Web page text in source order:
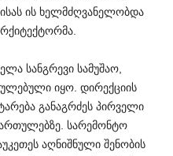
ის ხელმძღვანელობდა
სანგრევი სამუშაო,
იყო. დირექციის
განაგრძეს პირველი
სარემონტო
აღნიშნული შენობის